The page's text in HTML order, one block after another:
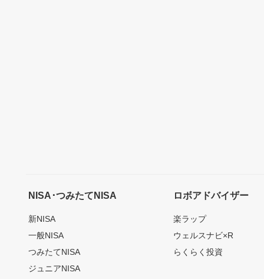
NISA･つみたてNISA
新NISA
一般NISA
つみたてNISA
ジュニアNISA
ロボアドバイザー
楽ラップ
ウェルスナビ×R
らくらく投資